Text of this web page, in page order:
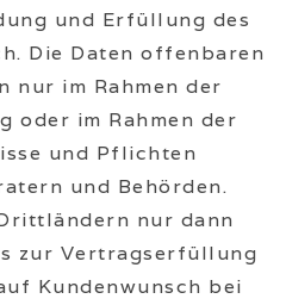
und Erfüllung des
Die Daten offenbaren
nur im Rahmen der
oder im Rahmen der
und Pflichten
und Behörden.
nur dann
zur Vertragserfüllung
Kundenwunsch bei